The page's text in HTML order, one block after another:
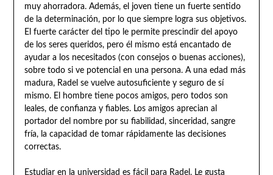
muy ahorradora. Además, el joven tiene un fuerte sentido
de la determinación, por lo que siempre logra sus objetivos.
El fuerte carácter del tipo le permite prescindir del apoyo
de los seres queridos, pero él mismo está encantado de
ayudar a los necesitados (con consejos o buenas acciones),
sobre todo si ve potencial en una persona. A una edad más
madura, Radel se vuelve autosuficiente y seguro de sí
mismo. El hombre tiene pocos amigos, pero todos son
leales, de confianza y fiables. Los amigos aprecian al
portador del nombre por su fiabilidad, sinceridad, sangre
fría, la capacidad de tomar rápidamente las decisiones
correctas.
Estudiar en la universidad es fácil para Radel. Le gusta